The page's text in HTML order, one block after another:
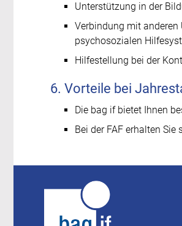
Unterstützung in der
Verbindung mit anderen
psychosozialen
Hilfestellung bei der
6. Vorteile bei
Die bag if bietet Ihnen
Bei der FAF erhalten